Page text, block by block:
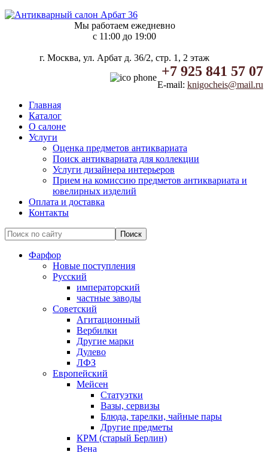
Мы работаем ежедневно
c 11:00 до 19:00
г. Москва, ул. Арбат д. 36/2, стр. 1, 2 этаж
+7 925 841 57 07
E-mail: knigocheis@mail.ru
Главная
Каталог
О салоне
Услуги
Оценка предметов антиквариата
Поиск антиквариата для коллекции
Услуги дизайнера интерьеров
Прием на комиссию предметов антиквариата и
ювелирных изделий
Оплата и доставка
Контакты
Фарфор
Новые поступления
Русский
императорский
частные заводы
Советский
Агитационный
Вербилки
Другие марки
Дулево
ЛФЗ
Европейский
Мейсен
Статуэтки
Вазы, сервизы
Блюда, тарелки, чайные пары
Другие предметы
КРМ (старый Берлин)
Вена